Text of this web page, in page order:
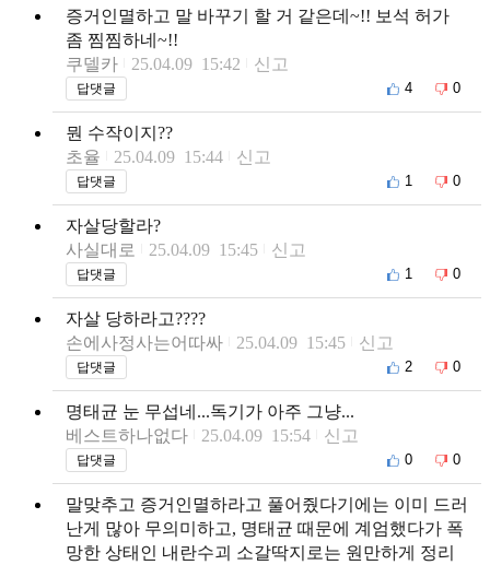
증거인멸하고 말 바꾸기 할 거 같은데~!! 보석 허가
좀 찜찜하네~!!
쿠델카
25.04.09 15:42 신고
답댓글 4 0
뭔 수작이지??
초율
25.04.09 15:44 신고
답댓글 1 0
자살당할라?
사실대로
25.04.09 15:45 신고
답댓글 1 0
자살 당하라고????
손에사정사는어따싸
25.04.09 15:45 신고
답댓글 2 0
명태균 눈 무섭네...독기가 아주 그냥...
베스트하나없다
25.04.09 15:54 신고
답댓글 0 0
말맞추고 증거인멸하라고 풀어줬다기에는 이미 드러
난게 많아 무의미하고, 명태균 때문에 계엄했다가 폭
망한 상태인 내란수괴 소갈딱지로는 원만하게 정리